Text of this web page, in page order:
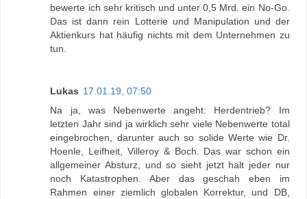
bewerte ich sehr kritisch und unter 0,5 Mrd. ein No-Go.
Das ist dann rein Lotterie und Manipulation und der
Aktienkurs hat häufig nichts mit dem Unternehmen zu
tun.
Lukas 17.01.19, 07:50
Na ja, was Nebenwerte angeht: Herdentrieb? Im
letzten Jahr sind ja wirklich sehr viele Nebenwerte total
eingebrochen, darunter auch so solide Werte wie Dr.
Hoenle, Leifheit, Villeroy & Boch. Das war schon ein
allgemeiner Absturz, und so sieht jetzt halt jeder nur
noch Katastrophen. Aber das geschah eben im
Rahmen einer ziemlich globalen Korrektur, und DB,